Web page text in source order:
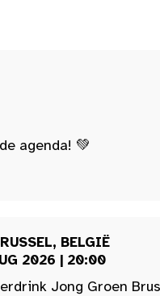
agenda! 💚
BELGIË
2026 | 20:00
Jong Groen